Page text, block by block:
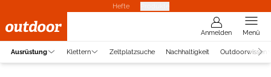
Hefte
Anmelden Menü
Ausrüstung Klettern Zeltplatzsuche Nachhaltigkeit Outdoorwissen